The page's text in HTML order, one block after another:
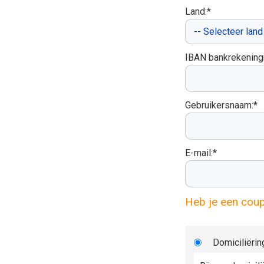
Land:*
IBAN
Gebruikersnaam:*
E-mail:*
Heb je een